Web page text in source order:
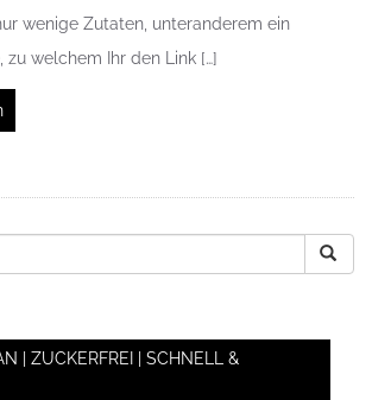
wenige Zutaten, unteranderem ein
zu welchem Ihr den Link […]
| ZUCKERFREI | SCHNELL &